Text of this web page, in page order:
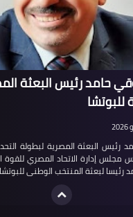
حامد رئيس البعثة
للبوتشا
رئيس البعثة المصرية لبطولة
مجلس إدارة الاتحاد المصري للقوة
رئيسا لبعثة المنتخب الوطنى